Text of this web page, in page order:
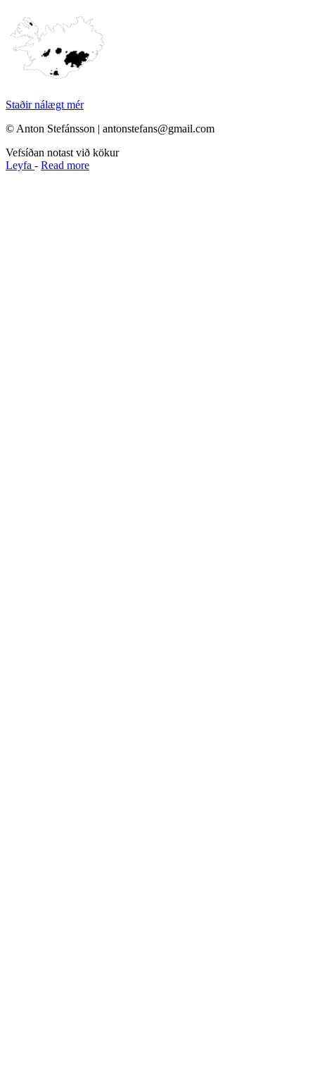
Staðir nálægt mér
© Anton Stefánsson | antonstefans@gmail.com
Vefsíðan notast við kökur
Leyfa - Read more